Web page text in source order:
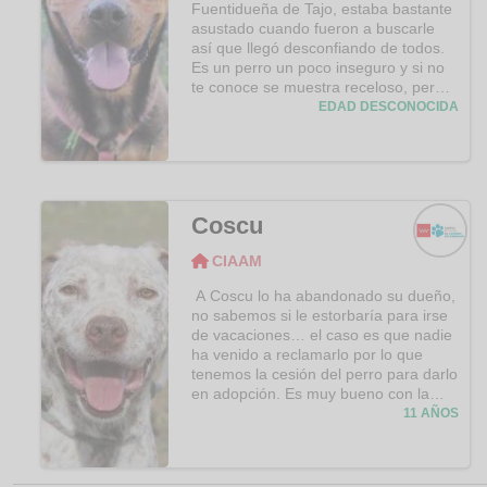
Fuentidueña de Tajo, estaba bastante
asustado cuando fueron a buscarle
así que llegó desconfiando de todos.
Es un perro un poco inseguro y si no
te conoce se muestra receloso, pero a
medida que va confiando en sus
sigue a todas partes sin perdernos de
vista, todo el camino pendiente de
necesita una figura de referencia que
apoyarse (en ambos sentidos, quiere
tenerte tan cerca que se te sienta
encima!).
EDAD DESCONOCIDA
Coscu
CIAAM
A Coscu lo ha abandonado su dueño,
no sabemos si le estorbaría para irse
de vacaciones… el caso es que nadie
ha venido a reclamarlo por lo que
tenemos la cesión del perro para darlo
en adopción. Es muy bueno con la
gente, con los perros es un poco más
11 AÑOS